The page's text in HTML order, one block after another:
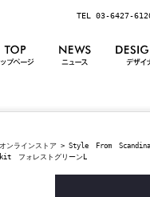
TEL 03-6427-
オンラインストア > Style From
kit フォレストグリーンL